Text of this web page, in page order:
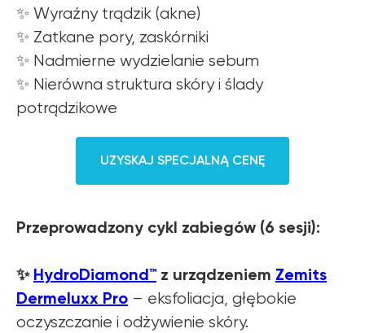
✨ Wyraźny trądzik (akne)
✨ Zatkane pory, zaskórniki
✨ Nadmierne wydzielanie sebum
✨ Nierówna struktura skóry i ślady
potrądzikowe
UZYSKAJ SPECJALNĄ CENĘ
Przeprowadzony cykl zabiegów (6 sesji):
✨ HydroDiamond™ z urządzeniem Zemits
Dermeluxx Pro – eksfoliacja, głębokie
oczyszczanie i odżywienie skóry.